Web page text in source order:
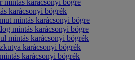
mintás karácsonyi bögre
karácsonyi bögrék
mintás karácsonyi bögre
mintás karácsonyi bögre
mintás karácsonyi bögrék
karácsonyi bögrék
karácsonyi bögrék